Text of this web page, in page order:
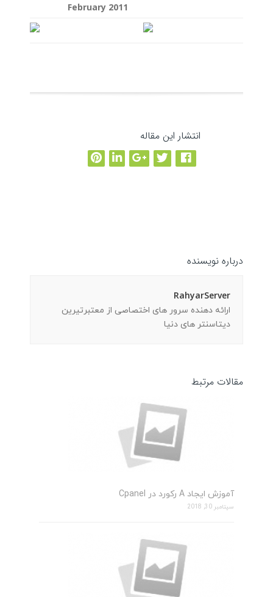
February 2011
انتشار این مقاله
درباره نویسنده
RahyarServer
ارائه دهنده سرور های اختصاصی از معتبرتیرین
دیتاسنتر های دنیا
مقالات مرتبط
آموزش ایجاد A رکورد در Cpanel
سپتامبر 30, 2018